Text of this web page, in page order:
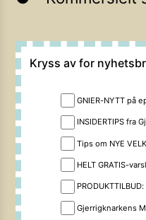
Kryss av for
GNIER-NYTT på
INSIDERTIPS fra
Tips om NYE
HELT GRATIS-
Gjerrigknarkens